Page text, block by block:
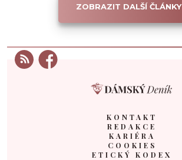
ZOBRAZIT DALŠÍ ČLÁNKY
KONTAKT
REDAKCE
KARIÉRA
COOKIES
ETICKÝ KODEX